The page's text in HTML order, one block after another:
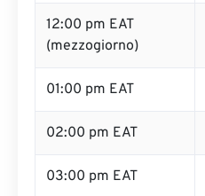
12:00 pm EAT
(mezzogiorno)
01:00 pm EAT
02:00 pm EAT
03:00 pm EAT